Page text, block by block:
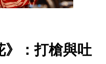
》：打槍與吐